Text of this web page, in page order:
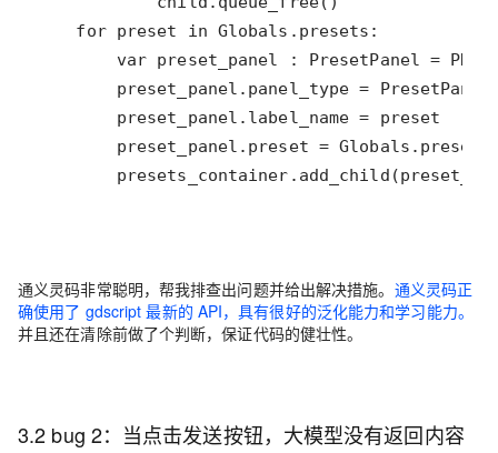
通义灵码非常聪明，帮我排查出问题并给出解决措施。 通义灵码正
确使用了 gdscript 最新的 API，具有很好的泛化能力和学习能力。
并且还在清除前做了个判断，保证代码的健壮性。
3.2 bug 2：当点击发送按钮，大模型没有返回内容